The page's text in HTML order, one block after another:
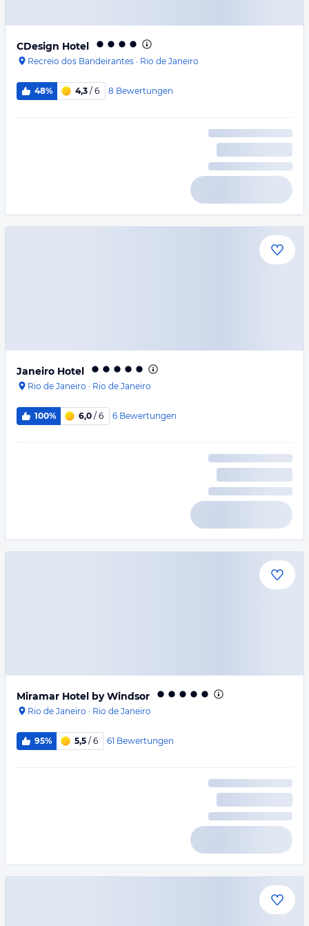
CDesign Hotel
Recreio dos Bandeirantes · Rio de Janeiro
48% 4,3 / 6 8 Bewertungen
Janeiro Hotel
Rio de Janeiro · Rio de Janeiro
100% 6,0 / 6 6 Bewertungen
Miramar Hotel by Windsor
Rio de Janeiro · Rio de Janeiro
95% 5,5 / 6 61 Bewertungen